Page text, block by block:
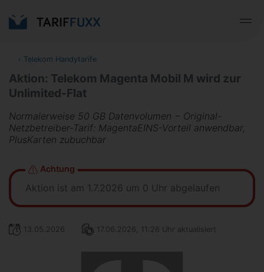
‹ Telekom Handytarife
Aktion: Telekom Magenta Mobil M wird zur
Unlimited-Flat
Normalerweise 50 GB Datenvolumen − Original-
Netzbetreiber-Tarif: MagentaEINS-Vorteil anwendbar,
PlusKarten zubuchbar
Achtung
Aktion ist am 1.7.2026 um 0 Uhr abgelaufen
13.05.2026 17.06.2026, 11:26 Uhr aktualisiert